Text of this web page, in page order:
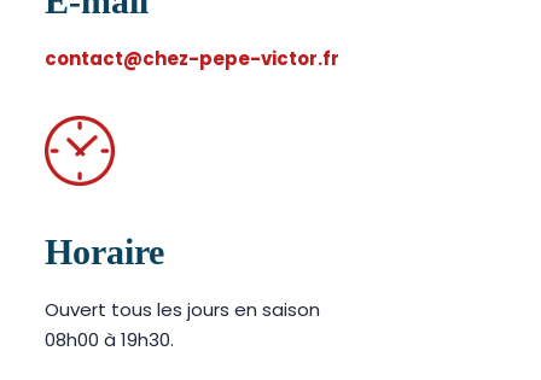
contact@chez-pepe-victor.fr
Horaire
Ouvert tous les jours en saison
08h00 à 19h30.